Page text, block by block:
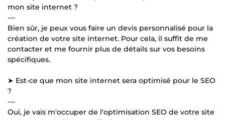
mon site internet ?
---
Bien sûr, je peux vous faire un devis personnalisé pour la
création de votre site internet. Pour cela, il suffit de me
contacter et me fournir plus de détails sur vos besoins
spécifiques.
➤ Est-ce que mon site internet sera optimisé pour le SEO
?
---
Oui, je vais m'occuper de l'optimisation SEO de votre site